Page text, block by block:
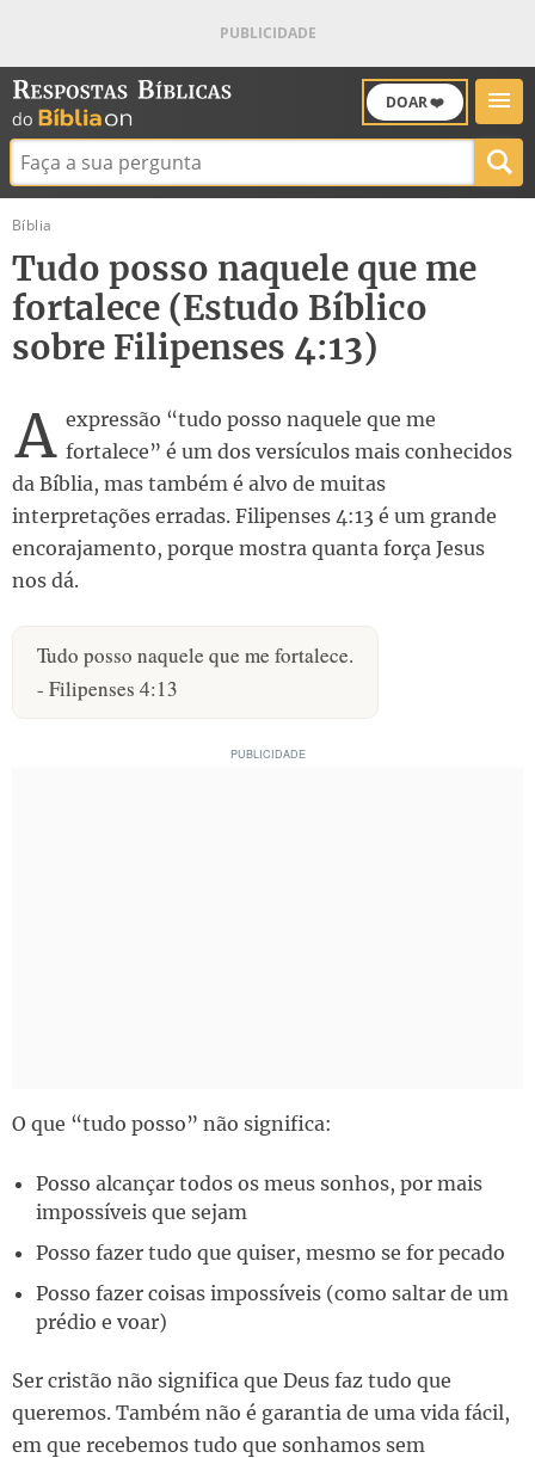
DOAR ❤️
Buscar:
Bíblia
Tudo posso naquele que me
fortalece (Estudo Bíblico
sobre Filipenses 4:13)
A expressão “tudo posso naquele que me
fortalece” é um dos versículos mais conhecidos
da Bíblia, mas também é alvo de muitas
interpretações erradas. Filipenses 4:13 é um grande
encorajamento, porque mostra quanta força Jesus
nos dá.
Tudo posso naquele que me fortalece.
- Filipenses 4:13
O que “tudo posso” não significa:
Posso alcançar todos os meus sonhos, por mais
impossíveis que sejam
Posso fazer tudo que quiser, mesmo se for pecado
Posso fazer coisas impossíveis (como saltar de um
prédio e voar)
Ser cristão não significa que Deus faz tudo que
queremos. Também não é garantia de uma vida fácil,
em que recebemos tudo que sonhamos sem